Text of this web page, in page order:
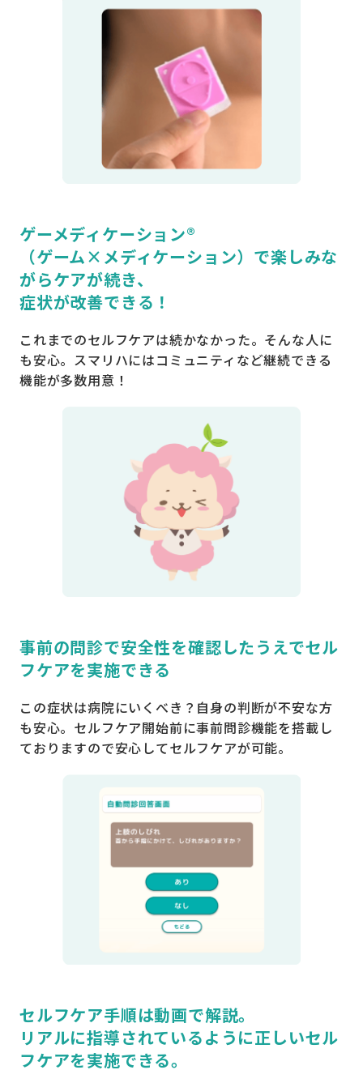
ゲーメディケーション®
（ゲーム×メディケーション）で楽しみな
がらケアが続き、
症状が改善できる！
これまでのセルフケアは続かなかった。そんな人に
も安心。スマリハにはコミュニティなど継続できる
機能が多数用意！
事前の問診で安全性を確認したうえでセル
フケアを実施できる
この症状は病院にいくべき？自身の判断が不安な方
も安心。セルフケア開始前に事前問診機能を搭載し
ておりますので安心してセルフケアが可能。
セルフケア手順は動画で解説。
リアルに指導されているように正しいセル
フケアを実施できる。